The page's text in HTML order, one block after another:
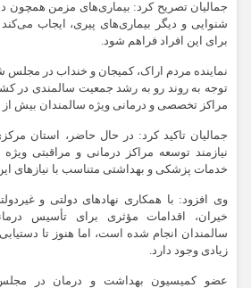
جمالیان تصریح کرد: بیماری‌های مزمن همچون
شنوایی و دیگر بیماری‌های پیری، ایجاب
برای این افراد فراهم شود.
نماینده مردم اراک، کمیجان و خنداب در مجلس
توجه به روند رو به رشد جمعیت سالمندی در
مراکز تخصصی و درمانی ویژه سالمندان بیش
جمالیان تاکید کرد: در حال حاضر، استان
نیازمند توسعه مراکز درمانی و مراقبتی
خدمات پزشکی و بهداشتی متناسب با نیازهای
وی افزود: با همکاری نهادهای دولتی و
خیران، اقدامات مؤثری برای تأسیس
سالمندان انجام شده است، اما هنوز تا
زیادی وجود دارد.
عضو کمیسیون بهداشت و درمان در